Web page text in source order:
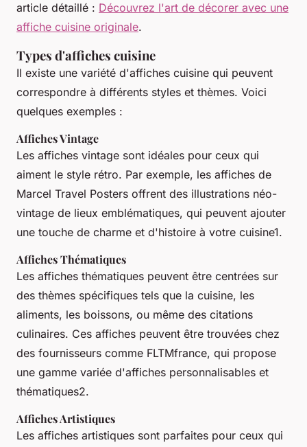
article détaillé : Découvrez l'art de décorer avec une
affiche cuisine originale.
Types d'affiches cuisine
Il existe une variété d'affiches cuisine qui peuvent
correspondre à différents styles et thèmes. Voici
quelques exemples :
Affiches Vintage
Les affiches vintage sont idéales pour ceux qui
aiment le style rétro. Par exemple, les affiches de
Marcel Travel Posters offrent des illustrations néo-
vintage de lieux emblématiques, qui peuvent ajouter
une touche de charme et d'histoire à votre cuisine1.
Affiches Thématiques
Les affiches thématiques peuvent être centrées sur
des thèmes spécifiques tels que la cuisine, les
aliments, les boissons, ou même des citations
culinaires. Ces affiches peuvent être trouvées chez
des fournisseurs comme FLTMfrance, qui propose
une gamme variée d'affiches personnalisables et
thématiques2.
Affiches Artistiques
Les affiches artistiques sont parfaites pour ceux qui